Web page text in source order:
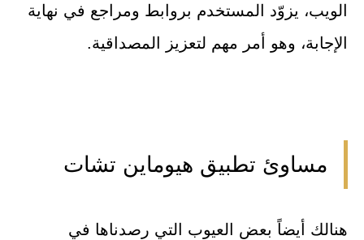
الويب، يزوّد المستخدم بروابط ومراجع في نهاية
الإجابة، وهو أمر مهم لتعزيز المصداقية.
مساوئ تطبيق هيوماين تشات
هنالك أيضاً بعض العيوب التي رصدناها في